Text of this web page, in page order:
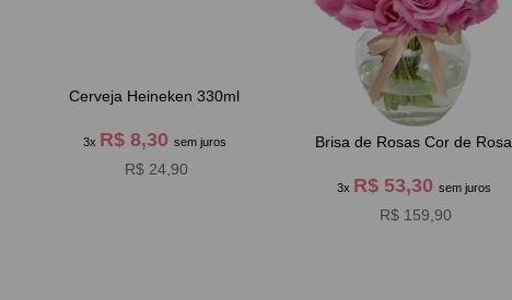
Cerveja Heineken 330ml
3x R$ 8,30 sem juros
R$ 24,90
Brisa de Rosas Cor de Rosa
3x R$ 53,30 sem juros
R$ 159,90